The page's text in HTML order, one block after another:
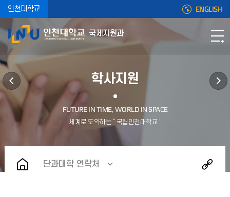
인천대학교 ENGLISH
국제지원과
학사지원
단과대학 연락처